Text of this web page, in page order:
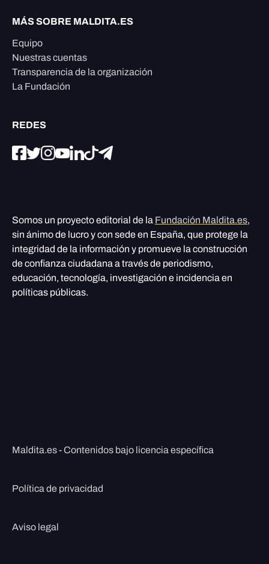
MÁS SOBRE MALDITA.ES
Equipo
Nuestras cuentas
Transparencia de la organización
La Fundación
REDES
Somos un proyecto editorial de la Fundación Maldita.es,
sin ánimo de lucro y con sede en España, que protege la
integridad de la información y promueve la construcción
de confianza ciudadana a través de periodismo,
educación, tecnología, investigación e incidencia en
políticas públicas.
Maldita.es - Contenidos bajo licencia específica
Política de privacidad
Aviso legal